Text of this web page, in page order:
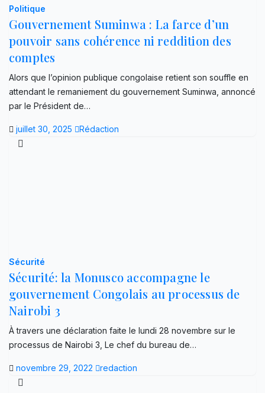
Politique
Gouvernement Suminwa : La farce d’un
pouvoir sans cohérence ni reddition des
comptes
Alors que l’opinion publique congolaise retient son souffle en
attendant le remaniement du gouvernement Suminwa, annoncé
par le Président de…
juillet 30, 2025 Rédaction
Sécurité
Sécurité: la Monusco accompagne le
gouvernement Congolais au processus de
Nairobi 3
À travers une déclaration faite le lundi 28 novembre sur le
processus de Nairobi 3, Le chef du bureau de…
novembre 29, 2022 redaction